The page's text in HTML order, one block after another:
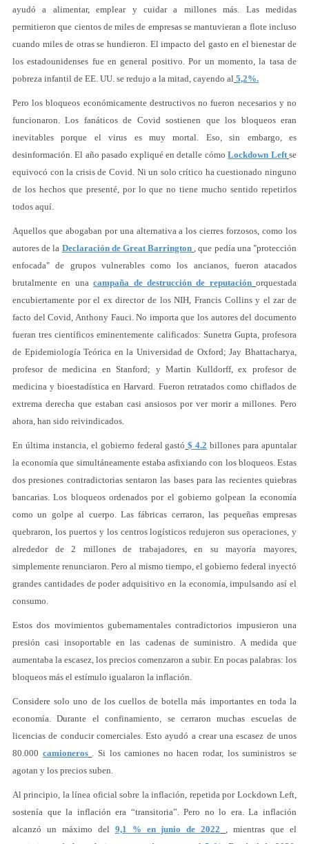
ayudó a alimentar, emplear y cuidar a millones más. Las medidas
permitieron que cientos de miles de empresas se mantuvieran a flote incluso
cuando miles de otras se hundieron. El impacto del gasto en el bienestar de
los estadounidenses fue en general positivo. Por un momento, la tasa de
pobreza infantil de EE. UU. se redujo a la mitad, cayendo al 5,2%.
Pero los bloqueos económicamente destructivos no fueron necesarios y no
funcionaron. Los fanáticos de Covid sostienen que los bloqueos eran
inevitables porque el virus es muy mortal. Eso, sin embargo, es
desinformación. El año pasado expliqué en detalle cómoLockdown Left se
equivocó con la crisis de Covid. Ni un solo crítico ha cuestionado ninguno
de los hechos que presenté, por lo que no tiene mucho sentido repetirlos
todos aquí.
Aquellos que abogaban por una alternativa a los cierres forzosos, como los
autores de la Declaración de Great Barrington , que pedía una "protección
enfocada" de grupos vulnerables como los ancianos, fueron atacados
brutalmente en unacampaña de destrucción de reputación orquestada
encubiertamente por el ex director de los NIH, Francis Collins y el zar de
facto del Covid, Anthony Fauci. No importa que los autores del documento
fueran tres científicos eminentemente calificados: Sunetra Gupta, profesora
de Epidemiología Teórica en la Universidad de Oxford; Jay Bhattacharya,
profesor de medicina en Stanford; y Martin Kulldorff, ex profesor de
medicina y bioestadística en Harvard. Fueron retratados como chiflados de
extrema derecha que estaban casi ansiosos por ver morir a millones. Pero
ahora, han sido reivindicados.
En última instancia, el gobierno federal gastó $ 4.2 billones para apuntalar
la economía que simultáneamente estaba asfixiando con los bloqueos. Estas
dos presiones contradictorias sentaron las bases para las recientes quiebras
bancarias. Los bloqueos ordenados por el gobierno golpean la economía
como un golpe al cuerpo. Las fábricas cerraron, las pequeñas empresas
quebraron, los puertos y los centros logísticos redujeron sus operaciones, y
alrededor de 2 millones de trabajadores, en su mayoría mayores,
simplemente renunciaron. Pero al mismo tiempo, el gobierno federal inyectó
grandes cantidades de poder adquisitivo en la economía, impulsando así el
consumo.
Estos dos movimientos gubernamentales contradictorios impusieron una
presión casi insoportable en las cadenas de suministro. A medida que
aumentaba la escasez, los precios comenzaron a subir. En pocas palabras: los
bloqueos más el estímulo igualaron la inflación.
Considere solo uno de los cuellos de botella más importantes en toda la
economía. Durante el confinamiento, se cerraron muchas escuelas de
licencias de conducir comerciales. Esto ayudó a crear una escasez de unos
80.000 camioneros
. Si los camiones no hacen rodar, los suministros se
agotan y los precios suben.
Al principio, la línea oficial sobre la inflación, repetida por Lockdown Left,
sostenía que la inflación era “transitoria”. Pero no lo era. La inflación
alcanzó un máximo del 9,1 % en junio de 2022
, mientras que el